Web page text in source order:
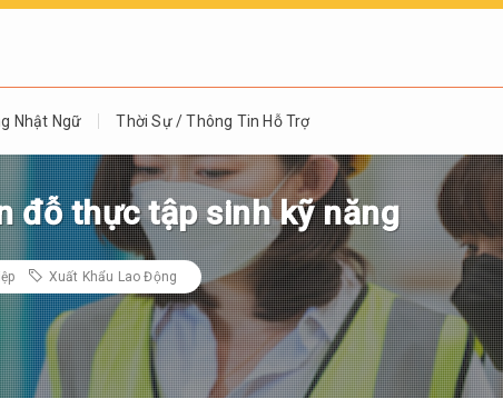
Nhật Ngữ Thời Sự / Thông Tin Hỗ Trợ
đỗ thực tập sinh kỹ năng
Xuất Khẩu Lao Động